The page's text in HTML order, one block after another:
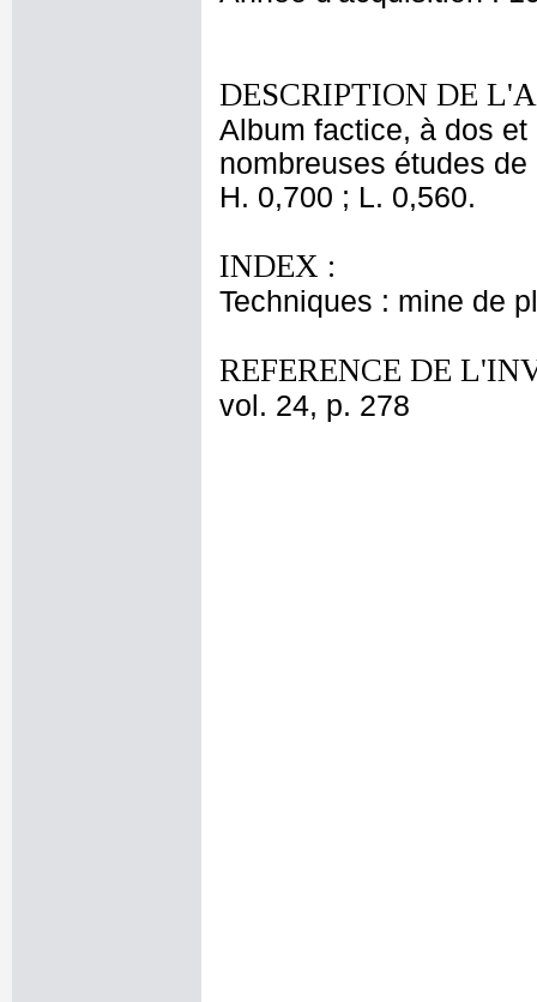
DESCRIPTION DE
Album factice, à dos
nombreuses études
H. 0,700 ; L. 0,560.
INDEX :
Techniques : mine de
REFERENCE DE
vol. 24, p. 278